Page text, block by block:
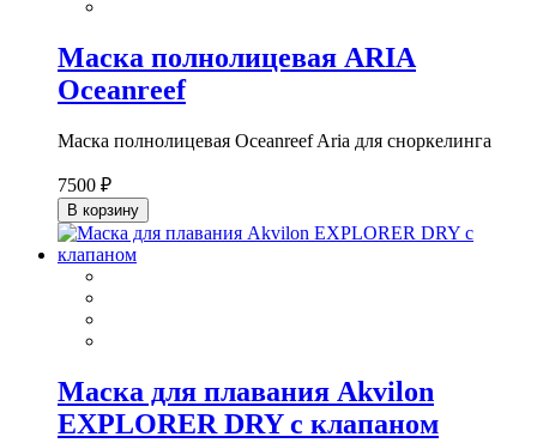
Маска полнолицевая ARIA
Oceanreef
Маска полнолицевая Oceanreef Aria для сноркелинга
7500 ₽
В корзину
Маска для плавания Akvilon
EXPLORER DRY с клапаном